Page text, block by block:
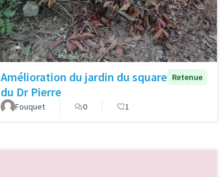
Amélioration du jardin du square
du Dr Pierre
Retenue
Fouquet 0 1